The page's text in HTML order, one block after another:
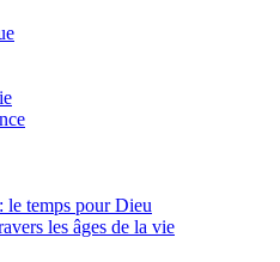
le temps pour Dieu
les âges de la vie